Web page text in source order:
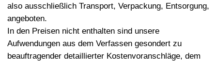
also ausschließlich Transport, Verpackung, Entsorgung,
angeboten.
In den Preisen nicht enthalten sind unsere
Aufwendungen aus dem Verfassen gesondert zu
beauftragender detaillierter Kostenvoranschläge, dem